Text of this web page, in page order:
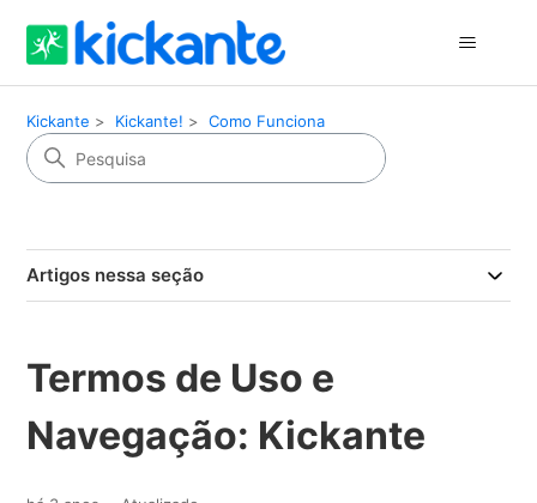
Kickante Kickante! Como Funciona
Artigos nessa seção
Termos de Uso e
Navegação: Kickante